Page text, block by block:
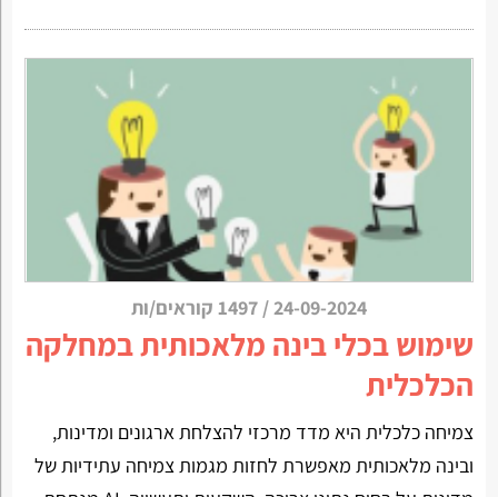
24-09-2024
/ 1497 קוראים/ות
שימוש בכלי בינה מלאכותית במחלקה
הכלכלית
צמיחה כלכלית היא מדד מרכזי להצלחת ארגונים ומדינות,
ובינה מלאכותית מאפשרת לחזות מגמות צמיחה עתידיות של